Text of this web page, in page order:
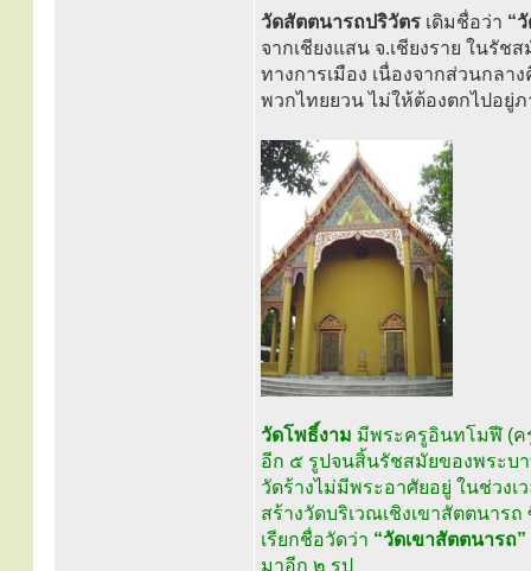
วัดสัตตนารถปริวัตร เดิมชื่อว่า “
จากเชียงแสน จ.เชียงราย ในรั
ทางการเมือง เนื่องจากส่วนกลา
พวกไทยยวน ไม่ให้ต้องตกไปอยู่
วัดโพธิ์งาม มีพระครูอินทโมฬี (ค
อีก ๕ รูปจนสิ้นรัชสมัยของพระบา
วัดร้างไม่มีพระอาศัยอยู่ ในช่วงเ
สร้างวัดบริเวณเชิงเขาสัตตนาร
เรียกชื่อวัดว่า “วัดเขาสัตตนารถ”
มาอีก ๒ รูป